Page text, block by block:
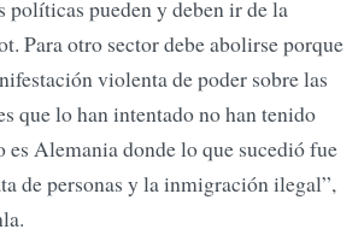
políticas pueden y deben ir de la
Para otro sector debe abolirse porque
violenta de poder sobre las
que lo han intentado no han tenido
Alemania donde lo que sucedió fue
de personas y la inmigración ilegal”,